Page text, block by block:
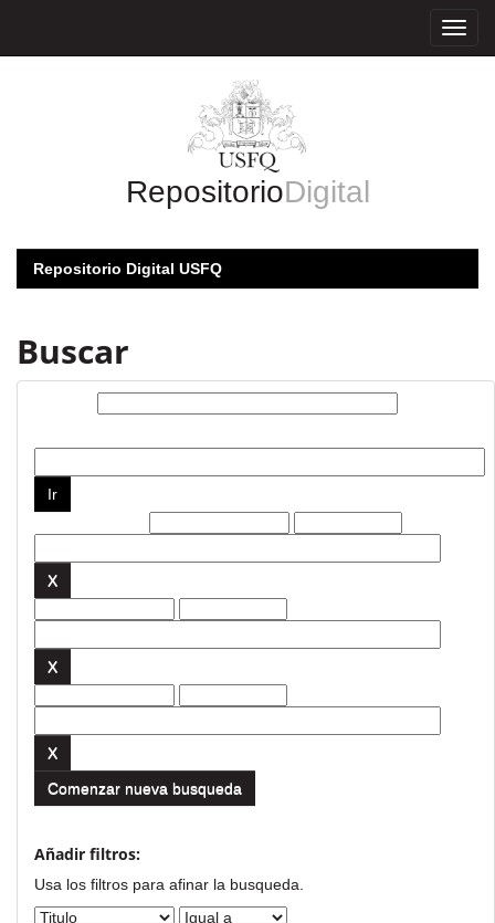
RepositorioDigital
Repositorio Digital USFQ
Buscar
Comenzar nueva busqueda
Añadir filtros:
Usa los filtros para afinar la busqueda.